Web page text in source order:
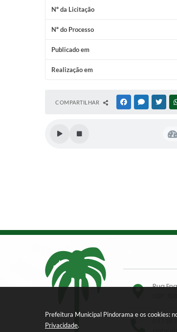
Prefeitura Municipal Pindorama e os cookies:
Privacidade.
Nº da Licitação
Nº do Processo
Publicado em
Realização em
COMPARTILHAR FACEBOOKMESSENGER
Rua